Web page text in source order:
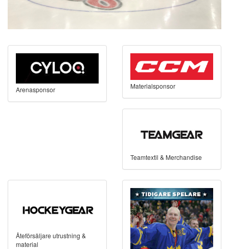
Arenasponsor Materialsponsor
Teamtextil & Merchandise
Åteförsäljare utrustning &
material